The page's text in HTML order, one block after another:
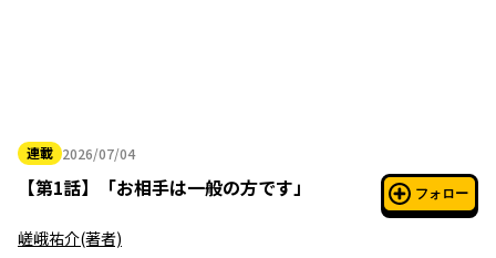
連載 2026/07/04
2026年07月04日
【第1話】 「お相手は一般の方です」 フォロー
嵯峨祐介(著者)